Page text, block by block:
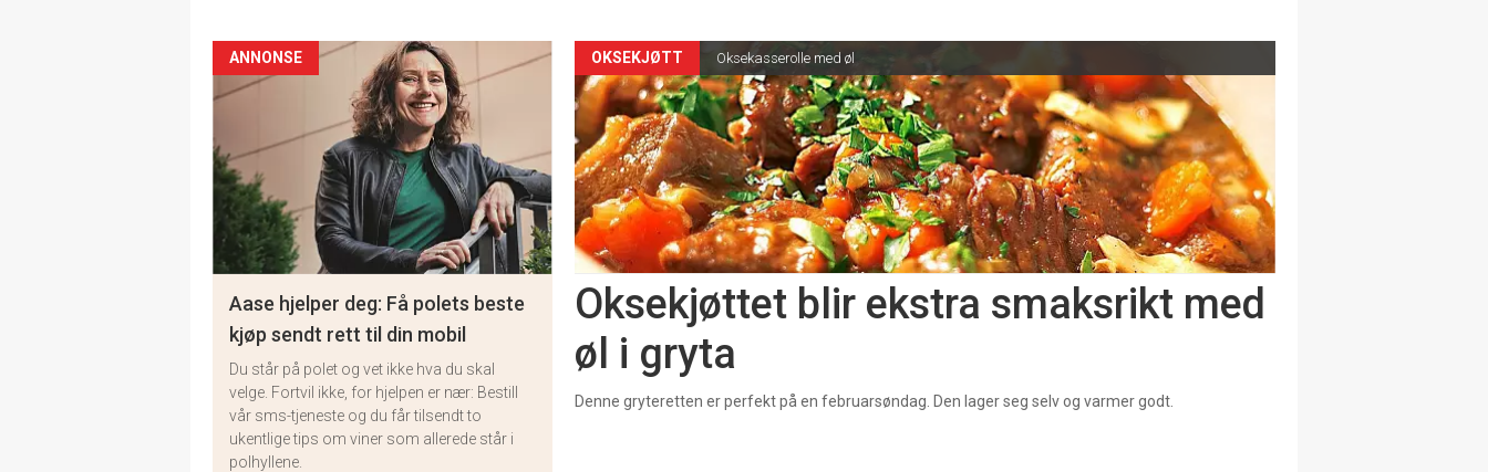
OKSEKJØTT Oksekasserolle med øl
Oksekjøttet blir ekstra smaksrikt med
øl i gryta
Denne gryteretten er perfekt på en februarsøndag. Den lager seg selv og varmer godt.
ANNONSE
Aase hjelper deg: Få polets beste
kjøp sendt rett til din mobil
Du står på polet og vet ikke hva du skal
velge. Fortvil ikke, for hjelpen er nær: Bestill
vår sms-tjeneste og du får tilsendt to
ukentlige tips om viner som allerede står i
polhyllene.